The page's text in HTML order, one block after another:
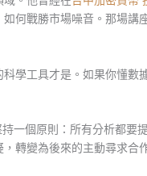
何戰勝市場噪音。那場講
學工具才是。如果你懂數
一個原則：所有分析都要
轉變為後來的主動尋求合